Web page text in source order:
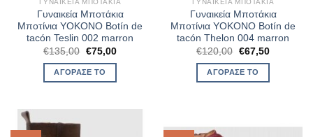
ΓΥΝΑΙΚΕΊΑ ΜΠΟΤΆΚΙΑ
Γυναικεία Μποτάκια
Μποτίνια YOKONO Botín de
tacón Teslin 002 marron
€135,00 Original
price
was:
€135,00.
€75,00Η
ΑΓΌΡΑΣΈ ΤΟ
ΓΥΝΑΙΚΕΊΑ ΜΠΟΤΆΚΙΑ
Γυναικεία Μποτάκια
Μποτίνια YOKONO Botín de
tacón Thelon 004 marron
€120,00 Original
price
was:
€120,00.
€67,50Η
ΑΓΌΡΑΣΈ ΤΟ